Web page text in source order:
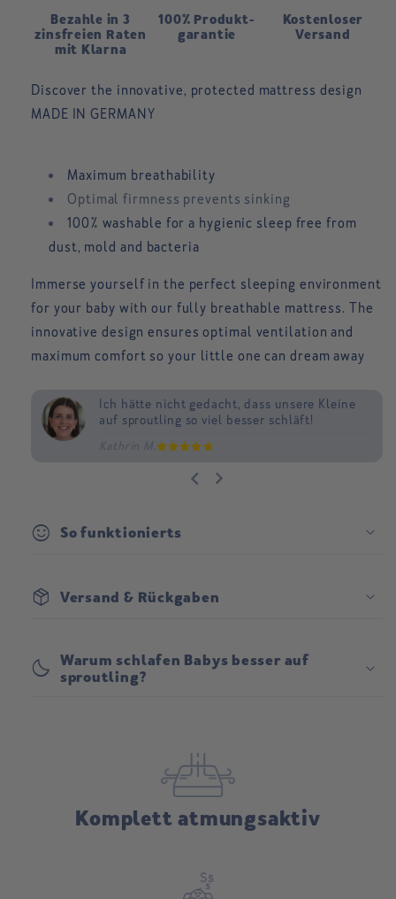
Bezahle in 3
zinsfreien Raten
mit Klarna
100% Produkt-
garantie
Kostenloser
Versand
Discover the innovative, protected mattress design
MADE IN GERMANY
Maximum breathability
Optimal firmness prevents sinking
100% washable for a hygienic sleep free from
dust, mold and bacteria
Immerse yourself in the perfect sleeping environment
for your baby with our fully breathable mattress. The
innovative design ensures optimal ventilation and
maximum comfort so your little one can dream away
Ich hätte nicht gedacht, dass unsere Kleine
auf sproutling so viel besser schläft!
Kathrin M.
Wir können nachts wieder schlafen und
fühlen uns so viel besser!
Judith B.
Kein Vergleich zu vorher, wo wir Sorge um
unseren Kleinen im Schlaf hatten!
Lena B.
sentiment_satisfied So funktionierts
package_2 Versand & Rückgaben
bedtime
Warum schlafen Babys besser auf
sproutling?
Komplett atmungsaktiv